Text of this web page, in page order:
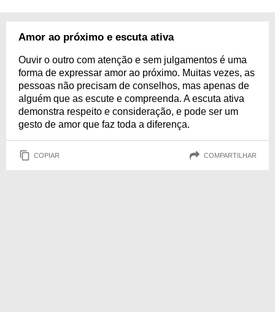
Amor ao próximo e escuta ativa
Ouvir o outro com atenção e sem julgamentos é uma
forma de expressar amor ao próximo. Muitas vezes, as
pessoas não precisam de conselhos, mas apenas de
alguém que as escute e compreenda. A escuta ativa
demonstra respeito e consideração, e pode ser um
gesto de amor que faz toda a diferença.
COPIAR COMPARTILHAR